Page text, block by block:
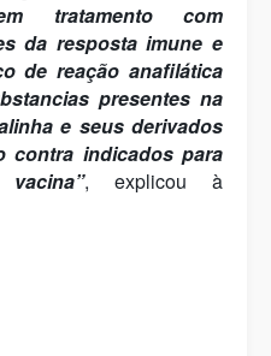
tratamento com
da resposta imune e
de reação anafilática
presentes na
e seus derivados
contra indicados para
, explicou à